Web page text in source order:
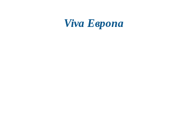
Viva Европа